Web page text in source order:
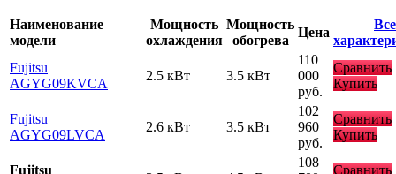
Наименование
модели
Мощность
охлаждения
Мощность
обогрева
Цена
Все
Fujitsu
AGYG09KVCA
2.5 кВт 3.5 кВт
110
000
руб.
Сравнить
Купить
Fujitsu
AGYG09LVCA
2.6 кВт 3.5 кВт
102
960
руб.
Сравнить
Купить
Fujitsu
108
Сравнить